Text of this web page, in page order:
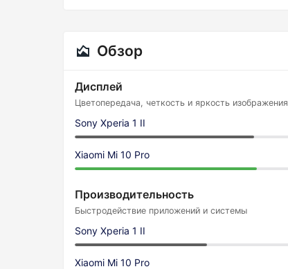
Обзор
Дисплей
Цветопередача, четкость и яркость изображения
Sony Xperia 1 II
Xiaomi Mi 10 Pro
Производительность
Быстродействие приложений и системы
Sony Xperia 1 II
Xiaomi Mi 10 Pro